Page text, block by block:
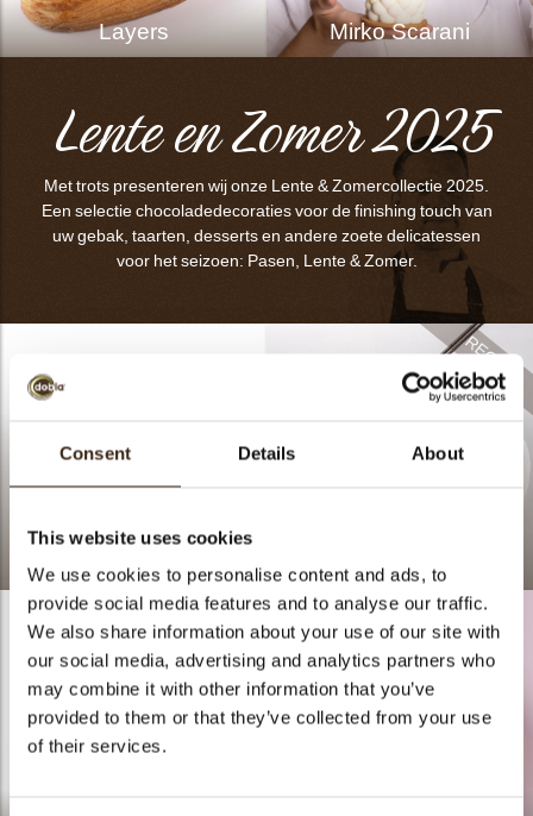
Consent Details About
This website uses cookies
We use cookies to personalise content and ads, to
provide social media features and to analyse our traffic.
We also share information about your use of our site with
our social media, advertising and analytics partners who
may combine it with other information that you’ve
provided to them or that they’ve collected from your use
of their services.
Layers
Lente en Zomer 2025
Met trots presenteren wij onze Lente & Zomercollectie 2025.
Een selectie chocoladedecoraties voor de finishing touch van
uw gebak, taarten, desserts en andere zoete delicatessen
voor het seizoen: Pasen, Lente & Zomer.
Mirko Scarani
Lace butterfly dark Soaring butterfly